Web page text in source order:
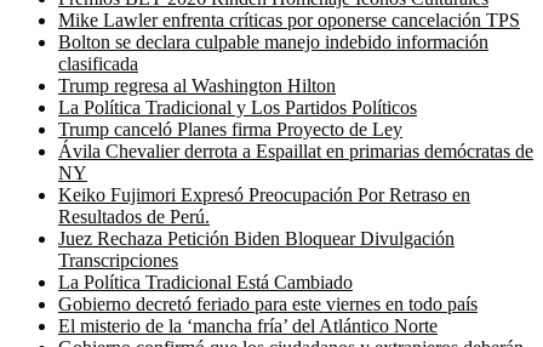
Mike Lawler enfrenta críticas por oponerse cancelación TPS
Bolton se declara culpable manejo indebido información
clasificada
Trump regresa al Washington Hilton
La Política Tradicional y Los Partidos Políticos
Trump canceló Planes firma Proyecto de Ley
Ávila Chevalier derrota a Espaillat en primarias demócratas de
NY
Keiko Fujimori Expresó Preocupación Por Retraso en
Resultados de Perú.
Juez Rechaza Petición Biden Bloquear Divulgación
Transcripciones
La Política Tradicional Está Cambiado
Gobierno decretó feriado para este viernes en todo país
El misterio de la ‘mancha fría’ del Atlántico Norte